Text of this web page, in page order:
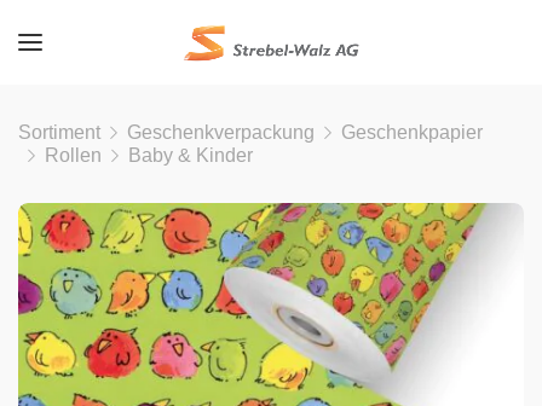
Sortiment Geschenkverpackung
Geschenkpapier
Rollen
Baby & Kinder